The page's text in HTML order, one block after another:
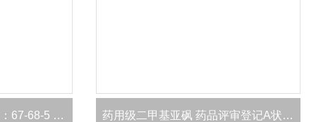
药用级二甲基亚砜CAS号：67-68-5 有登记号 药用级二甲基亚砜 药品评审登记A状态1瓶起